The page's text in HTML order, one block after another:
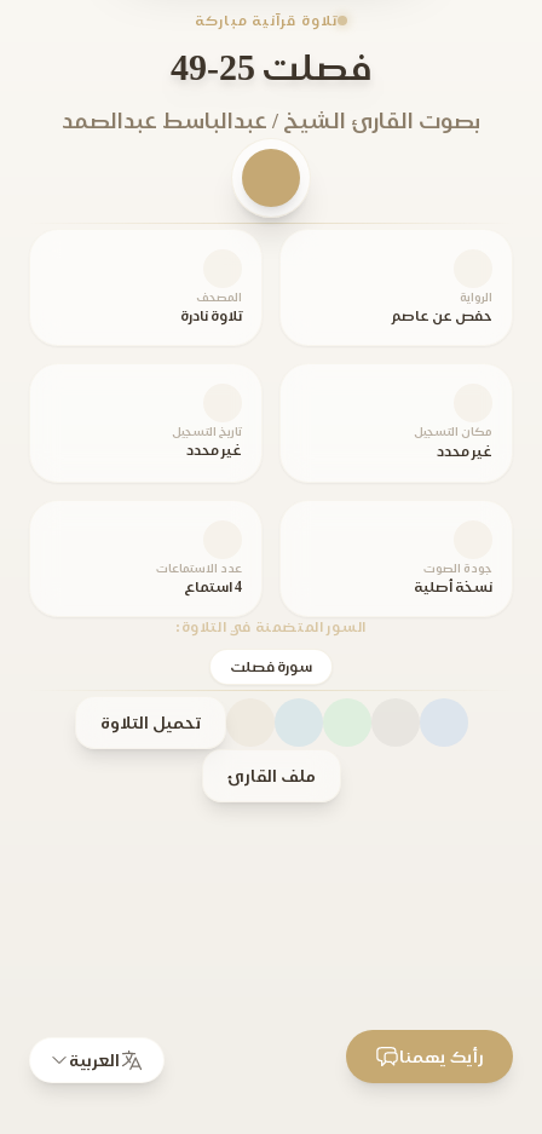
تلاوة قرآنية مباركة
فصلت 25-49
بصوت القارئ الشيخ / عبدالباسط عبدالصمد
الرواية
حفص عن عاصم
المصحف
تلاوة نادرة
مكان التسجيل
غير محدد
تاريخ التسجيل
غير محدد
جودة الصوت
نسخة أصلية
عدد الاستماعات
4 استماع
السور المتضمنة في التلاوة:
سورة فصلت
تحميل التلاوة
ملف القارئ
العربية رأيك يهمنا